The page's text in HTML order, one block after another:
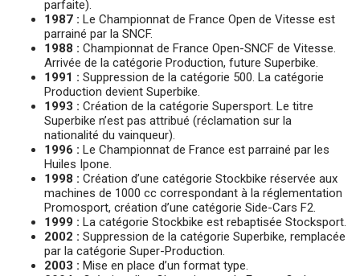
parfaite).
1987 : Le Championnat de France Open de Vitesse est
parrainé par la SNCF.
1988 : Championnat de France Open-SNCF de Vitesse.
Arrivée de la catégorie Production, future Superbike.
1991 : Suppression de la catégorie 500. La catégorie
Production devient Superbike.
1993 : Création de la catégorie Supersport. Le titre
Superbike n’est pas attribué (réclamation sur la
nationalité du vainqueur).
1996 : Le Championnat de France est parrainé par les
Huiles Ipone.
1998 : Création d’une catégorie Stockbike réservée aux
machines de 1000 cc correspondant à la réglementation
Promosport, création d’une catégorie Side-Cars F2.
1999 : La catégorie Stockbike est rebaptisée Stocksport.
2002 : Suppression de la catégorie Superbike, remplacée
par la catégorie Super-Production.
2003 : Mise en place d’un format type.